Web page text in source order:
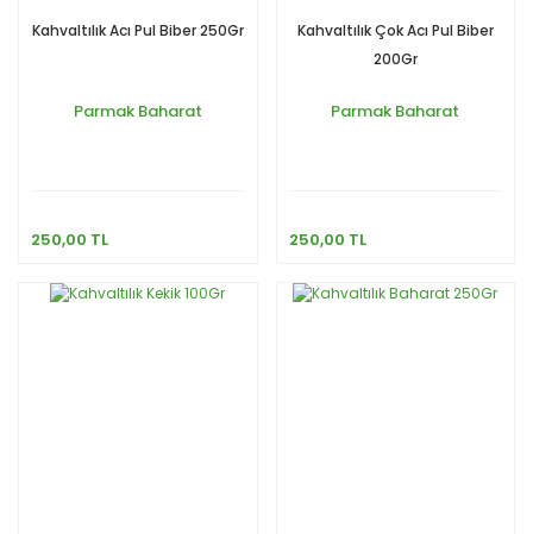
Kahvaltılık Acı Pul Biber 250Gr
Parmak Baharat
250,00 TL
Kahvaltılık Çok Acı Pul Biber
200Gr
Parmak Baharat
250,00 TL